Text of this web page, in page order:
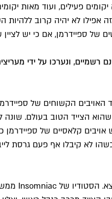
פעילים, ועוד מאות
אפילו לא יהיה קרוב
של ספיידרמן, אם כי יש
ונערכו על ידי
הקשוחים של
הצייד הטוב בעולם.
קלאסיים של
לא קיבלו אף פעם גרסת